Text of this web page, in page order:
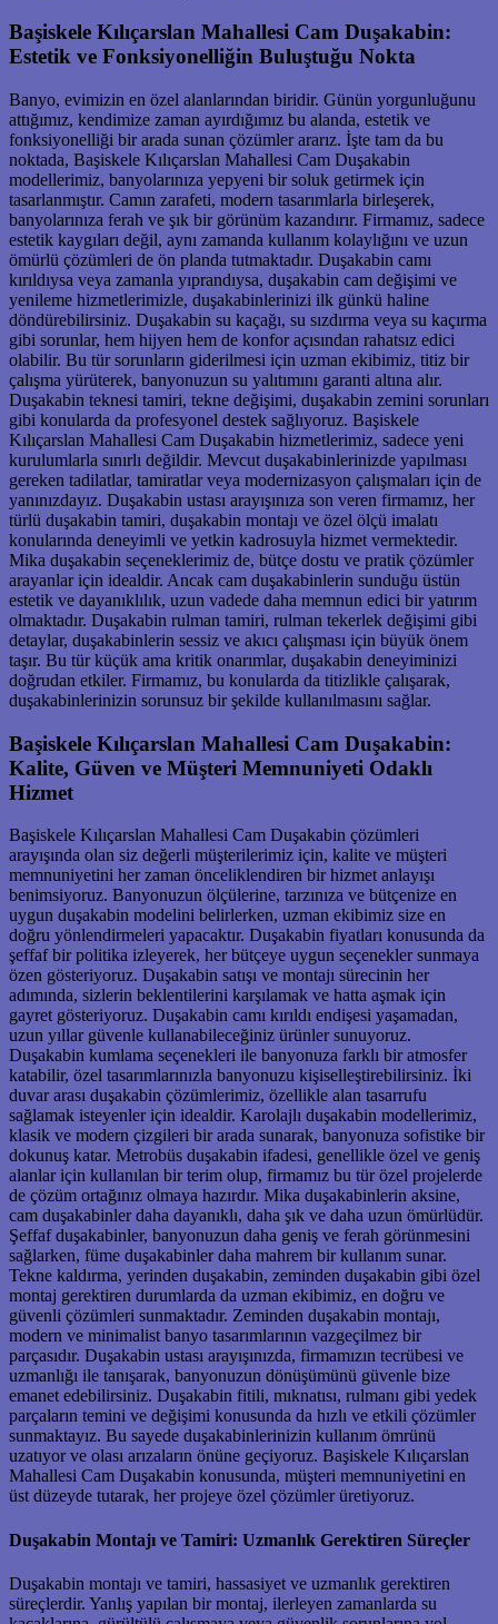
Başiskele Kılıçarslan Mahallesi Cam Duşakabin:
Estetik ve Fonksiyonelliğin Buluştuğu Nokta
Banyo, evimizin en özel alanlarından biridir. Günün yorgunluğunu
attığımız, kendimize zaman ayırdığımız bu alanda, estetik ve
fonksiyonelliği bir arada sunan çözümler ararız. İşte tam da bu
noktada, Başiskele Kılıçarslan Mahallesi Cam Duşakabin
modellerimiz, banyolarınıza yepyeni bir soluk getirmek için
tasarlanmıştır. Camın zarafeti, modern tasarımlarla birleşerek,
banyolarınıza ferah ve şık bir görünüm kazandırır. Firmamız, sadece
estetik kaygıları değil, aynı zamanda kullanım kolaylığını ve uzun
ömürlü çözümleri de ön planda tutmaktadır. Duşakabin camı
kırıldıysa veya zamanla yıprandıysa, duşakabin cam değişimi ve
yenileme hizmetlerimizle, duşakabinlerinizi ilk günkü haline
döndürebilirsiniz. Duşakabin su kaçağı, su sızdırma veya su kaçırma
gibi sorunlar, hem hijyen hem de konfor açısından rahatsız edici
olabilir. Bu tür sorunların giderilmesi için uzman ekibimiz, titiz bir
çalışma yürüterek, banyonuzun su yalıtımını garanti altına alır.
Duşakabin teknesi tamiri, tekne değişimi, duşakabin zemini sorunları
gibi konularda da profesyonel destek sağlıyoruz. Başiskele
Kılıçarslan Mahallesi Cam Duşakabin hizmetlerimiz, sadece yeni
kurulumlarla sınırlı değildir. Mevcut duşakabinlerinizde yapılması
gereken tadilatlar, tamiratlar veya modernizasyon çalışmaları için de
yanınızdayız. Duşakabin ustası arayışınıza son veren firmamız, her
türlü duşakabin tamiri, duşakabin montajı ve özel ölçü imalatı
konularında deneyimli ve yetkin kadrosuyla hizmet vermektedir.
Mika duşakabin seçeneklerimiz de, bütçe dostu ve pratik çözümler
arayanlar için idealdir. Ancak cam duşakabinlerin sunduğu üstün
estetik ve dayanıklılık, uzun vadede daha memnun edici bir yatırım
olmaktadır. Duşakabin rulman tamiri, rulman tekerlek değişimi gibi
detaylar, duşakabinlerin sessiz ve akıcı çalışması için büyük önem
taşır. Bu tür küçük ama kritik onarımlar, duşakabin deneyiminizi
doğrudan etkiler. Firmamız, bu konularda da titizlikle çalışarak,
duşakabinlerinizin sorunsuz bir şekilde kullanılmasını sağlar.
Başiskele Kılıçarslan Mahallesi Cam Duşakabin:
Kalite, Güven ve Müşteri Memnuniyeti Odaklı
Hizmet
Başiskele Kılıçarslan Mahallesi Cam Duşakabin çözümleri
arayışında olan siz değerli müşterilerimiz için, kalite ve müşteri
memnuniyetini her zaman önceliklendiren bir hizmet anlayışı
benimsiyoruz. Banyonuzun ölçülerine, tarzınıza ve bütçenize en
uygun duşakabin modelini belirlerken, uzman ekibimiz size en
doğru yönlendirmeleri yapacaktır. Duşakabin fiyatları konusunda da
şeffaf bir politika izleyerek, her bütçeye uygun seçenekler sunmaya
özen gösteriyoruz. Duşakabin satışı ve montajı sürecinin her
adımında, sizlerin beklentilerini karşılamak ve hatta aşmak için
gayret gösteriyoruz. Duşakabin camı kırıldı endişesi yaşamadan,
uzun yıllar güvenle kullanabileceğiniz ürünler sunuyoruz.
Duşakabin kumlama seçenekleri ile banyonuza farklı bir atmosfer
katabilir, özel tasarımlarınızla banyonuzu kişiselleştirebilirsiniz. İki
duvar arası duşakabin çözümlerimiz, özellikle alan tasarrufu
sağlamak isteyenler için idealdir. Karolajlı duşakabin modellerimiz,
klasik ve modern çizgileri bir arada sunarak, banyonuza sofistike bir
dokunuş katar. Metrobüs duşakabin ifadesi, genellikle özel ve geniş
alanlar için kullanılan bir terim olup, firmamız bu tür özel projelerde
de çözüm ortağınız olmaya hazırdır. Mika duşakabinlerin aksine,
cam duşakabinler daha dayanıklı, daha şık ve daha uzun ömürlüdür.
Şeffaf duşakabinler, banyonuzun daha geniş ve ferah görünmesini
sağlarken, füme duşakabinler daha mahrem bir kullanım sunar.
Tekne kaldırma, yerinden duşakabin, zeminden duşakabin gibi özel
montaj gerektiren durumlarda da uzman ekibimiz, en doğru ve
güvenli çözümleri sunmaktadır. Zeminden duşakabin montajı,
modern ve minimalist banyo tasarımlarının vazgeçilmez bir
parçasıdır. Duşakabin ustası arayışınızda, firmamızın tecrübesi ve
uzmanlığı ile tanışarak, banyonuzun dönüşümünü güvenle bize
emanet edebilirsiniz. Duşakabin fitili, mıknatısı, rulmanı gibi yedek
parçaların temini ve değişimi konusunda da hızlı ve etkili çözümler
sunmaktayız. Bu sayede duşakabinlerinizin kullanım ömrünü
uzatıyor ve olası arızaların önüne geçiyoruz. Başiskele Kılıçarslan
Mahallesi Cam Duşakabin konusunda, müşteri memnuniyetini en
üst düzeyde tutarak, her projeye özel çözümler üretiyoruz.
Duşakabin Montajı ve Tamiri: Uzmanlık Gerektiren Süreçler
Duşakabin montajı ve tamiri, hassasiyet ve uzmanlık gerektiren
süreçlerdir. Yanlış yapılan bir montaj, ilerleyen zamanlarda su